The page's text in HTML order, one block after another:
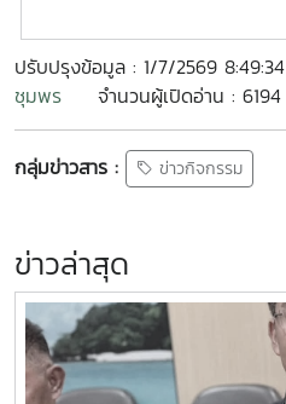
ปรับปรุงข้อมูล : 1/7/2569 8:49:34
ชุมพร
จำนวนผู้เปิดอ่าน : 6194
กลุ่มข่าวสาร : ข่าวกิจกรรม
ข่าวล่าสุด